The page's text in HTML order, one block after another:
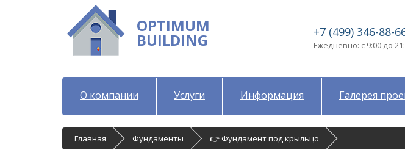
OPTIMUM
BUILDING +7 (499) 346-88-
Ежедневно: с 9:00 до
О компании Услуги Информация Галерея
Главная Фундаменты 👉 Фундамент под крыльцо